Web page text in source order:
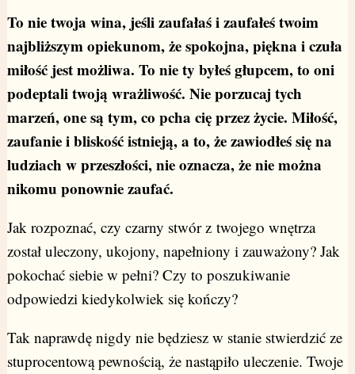
To nie twoja wina, jeśli zaufałaś i zaufałeś twoim
najbliższym opiekunom, że spokojna, piękna i czuła
miłość jest możliwa. To nie ty byłeś głupcem, to oni
podeptali twoją wrażliwość. Nie porzucaj tych
marzeń, one są tym, co pcha cię przez życie. Miłość,
zaufanie i bliskość istnieją, a to, że zawiodłeś się na
ludziach w przeszłości, nie oznacza, że nie można
nikomu ponownie zaufać.
Jak rozpoznać, czy czarny stwór z twojego wnętrza
został uleczony, ukojony, napełniony i zauważony? Jak
pokochać siebie w pełni? Czy to poszukiwanie
odpowiedzi kiedykolwiek się kończy?
Tak naprawdę nigdy nie będziesz w stanie stwierdzić ze
stuprocentową pewnością, że nastąpiło uleczenie. Twoje